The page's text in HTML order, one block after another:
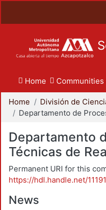
Home
Home
Departamento
Técnicas de
Permanent URI for this
https://hdl.handle.net/
News